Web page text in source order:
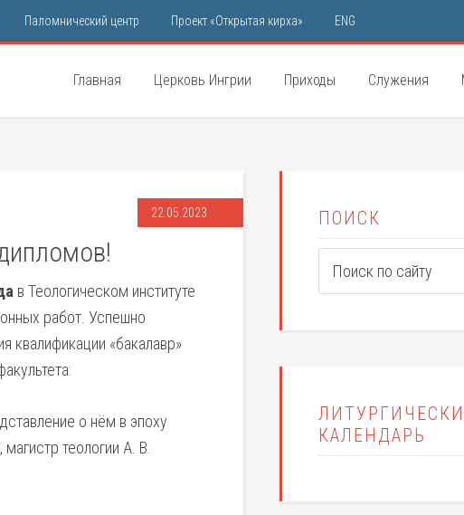
Паломнический центр Проект «Открытая кирха» ENG
Главная Церковь Ингрии Приходы Служения
22.05.2023
в Теологическом институте
работ. Успешно
квалификации «бакалавр»
о нём в эпоху
теологии А. В.
ПОИСК
КАЛЕНДАРЬ